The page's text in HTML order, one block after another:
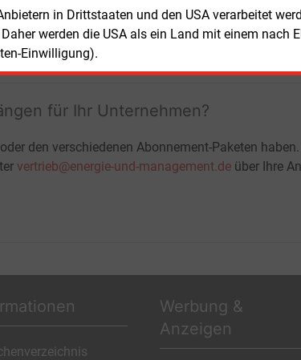
in Drittstaaten und den USA verarbeitet
werden die USA als ein Land mit einem nach
Einwilligung).
Verlängerung
TESTEN LOGIN
für Ihr Unternehmen?
den verschiedenen Abonnement-Paketen haben.
vertrieb@energie-und-management.de über Ihre
Werbung &
Anzeigen